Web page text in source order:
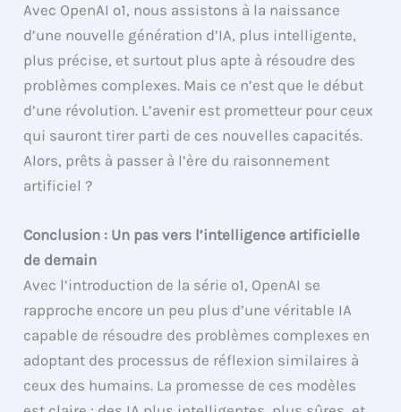
Avec OpenAI o1, nous assistons à la naissance
d’une nouvelle génération d’IA, plus intelligente,
plus précise, et surtout plus apte à résoudre des
problèmes complexes. Mais ce n’est que le début
d’une révolution. L’avenir est prometteur pour ceux
qui sauront tirer parti de ces nouvelles capacités.
Alors, prêts à passer à l’ère du raisonnement
artificiel ?
Conclusion : Un pas vers l’intelligence artificielle
de demain
Avec l’introduction de la série o1, OpenAI se
rapproche encore un peu plus d’une véritable IA
capable de résoudre des problèmes complexes en
adoptant des processus de réflexion similaires à
ceux des humains. La promesse de ces modèles